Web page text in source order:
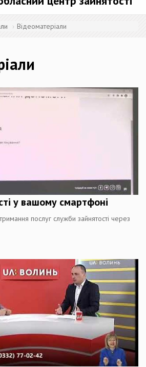
Відеоматеріали
у вашому смартфоні
послуг служби зайнятості через